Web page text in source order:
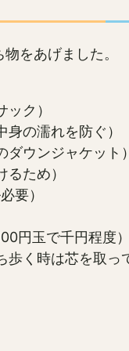
をあげました。
ク）
の濡れを防ぐ）
ウンジャケット）
ため）
要）
円玉で千円程度）
歩く時は芯を取っ